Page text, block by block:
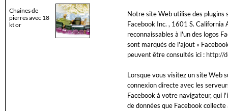
Chaines de
pierres avec 18
kt or
Notre site Web utilise des plugins
Facebook Inc. , 1601 S. California
reconnaissables à l'un des logos
sont marqués de l'ajout «
peuvent être consultés ici : http://
Lorsque vous visitez un site Web
connexion directe avec les
Facebook à votre navigateur, qui
de données que Facebook